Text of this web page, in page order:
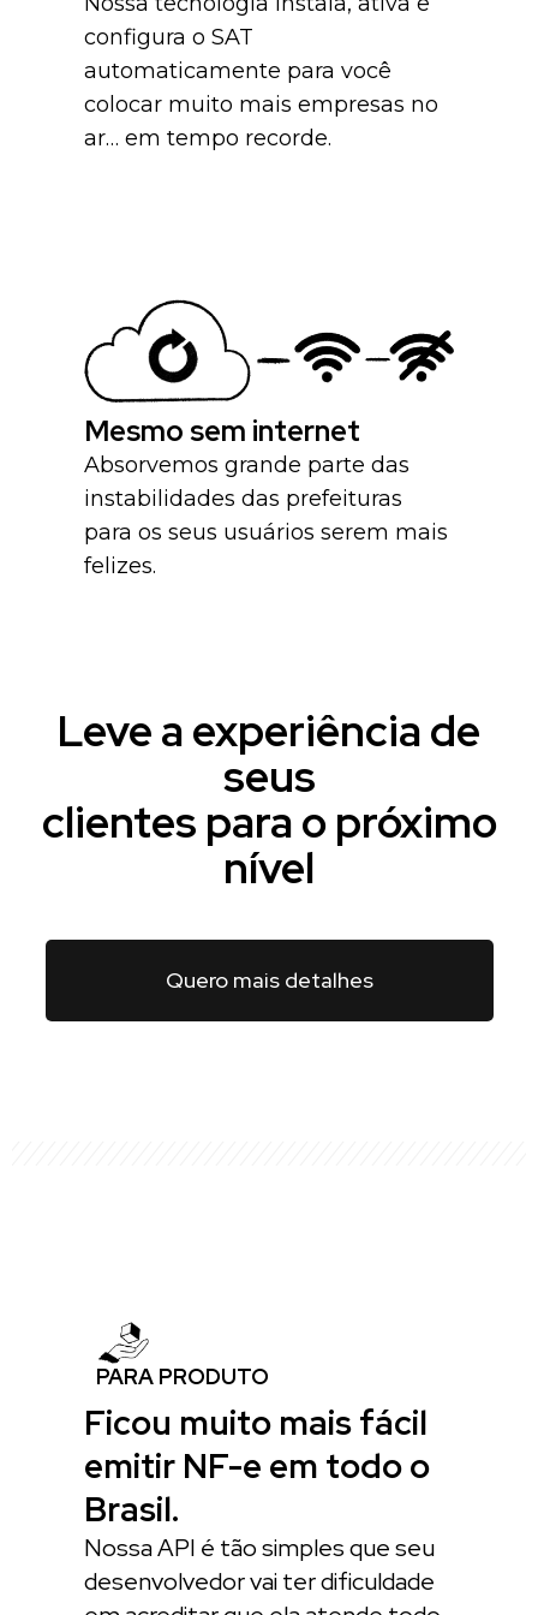
configura o SAT
automaticamente para você
colocar muito mais empresas no
ar… em tempo recorde.
Mesmo sem internet
Absorvemos grande parte das
instabilidades das prefeituras
para os seus usuários serem mais
felizes.
Leve a experiência de
seus
clientes para o próximo
nível
Quero mais detalhes
PARA PRODUTO
Ficou muito mais fácil
emitir NF-e em todo o
Brasil.
Nossa API é tão simples que seu
desenvolvedor vai ter dificuldade